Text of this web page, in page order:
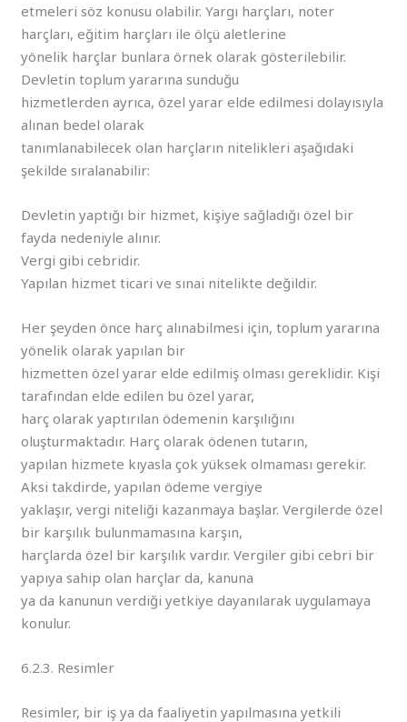
etmeleri söz konusu olabilir. Yargı harçları, noter
harçları, eğitim harçları ile ölçü aletlerine
yönelik harçlar bunlara örnek olarak gösterilebilir.
Devletin toplum yararına sunduğu
hizmetlerden ayrıca, özel yarar elde edilmesi dolayısıyla
alınan bedel olarak
tanımlanabilecek olan harçların nitelikleri aşağıdaki
şekilde sıralanabilir:
Devletin yaptığı bir hizmet, kişiye sağladığı özel bir
fayda nedeniyle alınır.
Vergi gibi cebridir.
Yapılan hizmet ticari ve sınai nitelikte değildir.
Her şeyden önce harç alınabilmesi için, toplum yararına
yönelik olarak yapılan bir
hizmetten özel yarar elde edilmiş olması gereklidir. Kişi
tarafından elde edilen bu özel yarar,
harç olarak yaptırılan ödemenin karşılığını
oluşturmaktadır. Harç olarak ödenen tutarın,
yapılan hizmete kıyasla çok yüksek olmaması gerekir.
Aksi takdirde, yapılan ödeme vergiye
yaklaşır, vergi niteliği kazanmaya başlar. Vergilerde özel
bir karşılık bulunmamasına karşın,
harçlarda özel bir karşılık vardır. Vergiler gibi cebri bir
yapıya sahip olan harçlar da, kanuna
ya da kanunun verdiği yetkiye dayanılarak uygulamaya
konulur.
6.2.3. Resimler
Resimler, bir iş ya da faaliyetin yapılmasına yetkili